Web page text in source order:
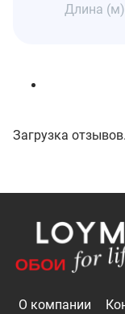
Длина
Загрузка
О компании